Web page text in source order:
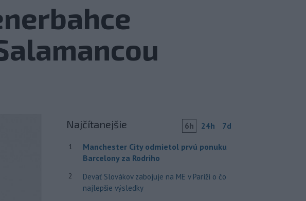
Najčítanejšie 6h 24h 7d
1
Manchester City odmietol prvú ponuku
Barcelony za Rodriho
2
Deväť Slovákov zabojuje na ME v Paríži o čo
najlepšie výsledky